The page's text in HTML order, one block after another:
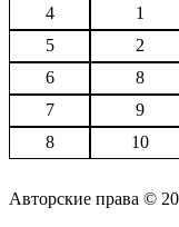
4
1
5
2
6
8
7
9
8
10
Авторские права ©